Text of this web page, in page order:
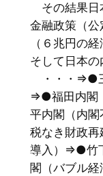
その結果日
金融政策（
（６兆円の
そして日本の
・・・⇒●三
⇒●福田内閣
平内閣（内
税なき財政
導入）⇒●竹
閣（バブル